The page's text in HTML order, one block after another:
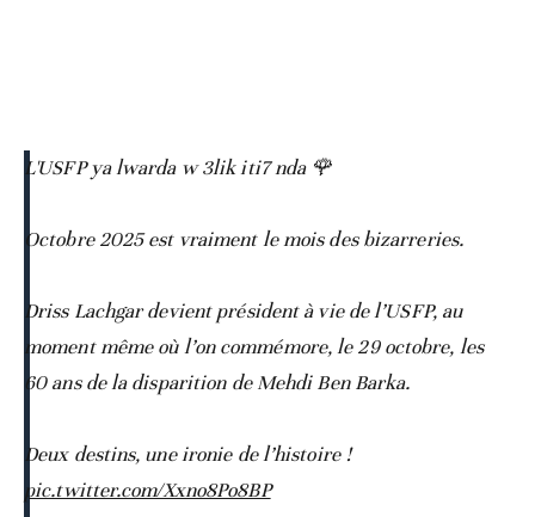
L'USFP ya lwarda w 3lik iti7 nda 🌹
Octobre 2025 est vraiment le mois des bizarreries.
Driss Lachgar devient président à vie de l’USFP, au
moment même où l’on commémore, le 29 octobre, les
60 ans de la disparition de Mehdi Ben Barka.
Deux destins, une ironie de l’histoire !
pic.twitter.com/Xxno8Po8BP